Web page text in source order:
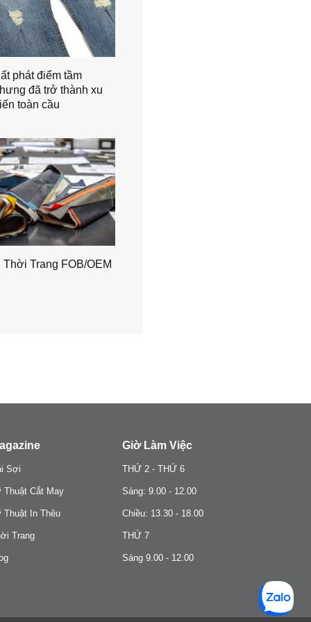
phát điểm tầm
đã trở thành xu
toàn cầu
Thời Trang FOB/OEM
Sợi
Thuật Cắt May
Thuật In Thêu
Trang
Giờ Làm Việc
THỨ 2 - THỨ 6
Sáng: 9.00 - 12.00
Chiều: 13.30 - 18.00
THỨ 7
Sáng 9.00 - 12.00